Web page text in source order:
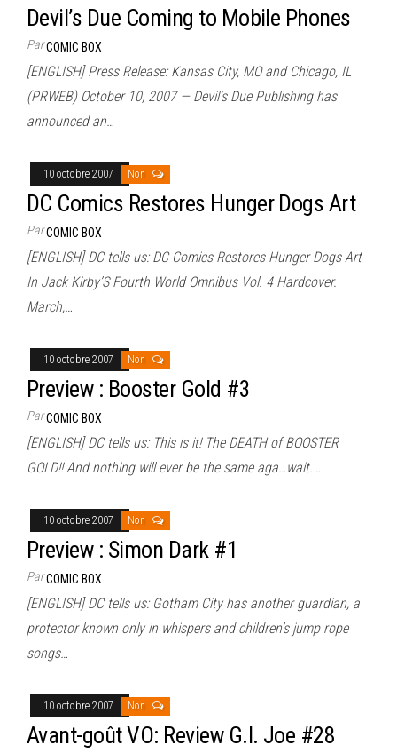
Devil’s Due Coming to Mobile Phones
ParCOMIC BOX
[ENGLISH] Press Release: Kansas City, MO and Chicago, IL
(PRWEB) October 10, 2007 — Devil’s Due Publishing has
announced an…
10 octobre 2007 Non
DC Comics Restores Hunger Dogs Art
ParCOMIC BOX
[ENGLISH] DC tells us: DC Comics Restores Hunger Dogs Art
In Jack Kirby’S Fourth World Omnibus Vol. 4 Hardcover.
March,…
10 octobre 2007 Non
Preview : Booster Gold #3
ParCOMIC BOX
[ENGLISH] DC tells us: This is it! The DEATH of BOOSTER
GOLD!! And nothing will ever be the same aga…wait.…
10 octobre 2007 Non
Preview : Simon Dark #1
ParCOMIC BOX
[ENGLISH] DC tells us: Gotham City has another guardian, a
protector known only in whispers and children’s jump rope
songs…
10 octobre 2007 Non
Avant-goût VO: Review G.I. Joe #28